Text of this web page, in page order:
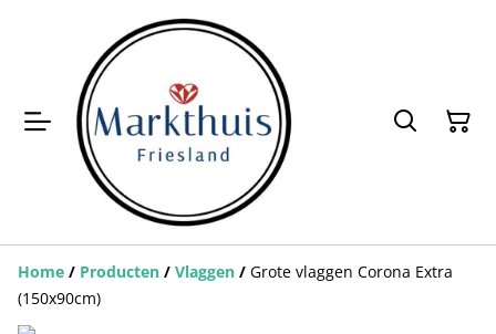
Home / Producten / Vlaggen / Grote vlaggen Corona Extra
(150x90cm)